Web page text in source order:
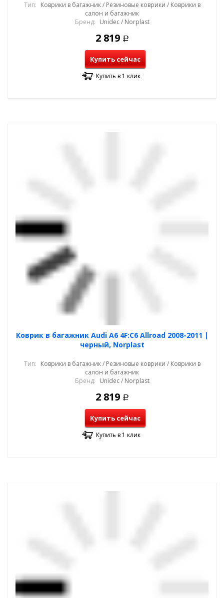
Тип: Коврики в багажник / Резиновые коврики / Коврики в
салон и багажник
Бренд: Unidec / Norplast
2 819 Р
Купить сейчас
Купить в 1 клик
Коврик в багажник Audi A6 4F:C6 Allroad 2008-2011 |
черный, Norplast
Тип: Коврики в багажник / Резиновые коврики / Коврики в
салон и багажник
Бренд: Unidec / Norplast
2 819 Р
Купить сейчас
Купить в 1 клик